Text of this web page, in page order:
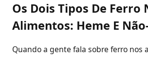
Os Dois Tipos De Ferro
Alimentos: Heme E
Quando a gente fala sobre ferro nos